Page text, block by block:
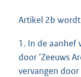
Artikel 2b
1. In de aanhef
door 'Zeeuws
vervangen